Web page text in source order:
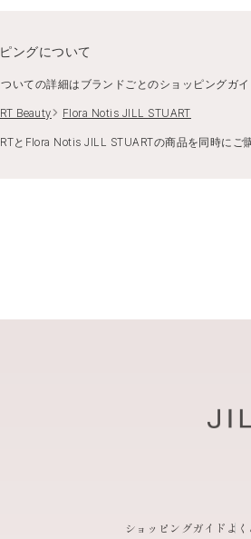
ングについて
いての詳細はブランドごとのショッピングガイ
Beauty Flora Notis JILL STUART
とFlora Notis JILL STUARTの商品を同時にご
ショッピングガイド よ